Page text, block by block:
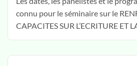
connu pour le séminaire sur le
CAPACITES SUR L’ECRITURE ET